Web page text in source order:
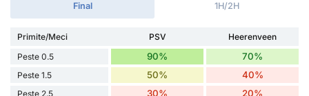
Final 1H/2H
Primite/Meci PSV
Heerenveen
Peste 0.5
90% 70%
Peste 1.5 50% 40%
Peste 2.5 30% 20%